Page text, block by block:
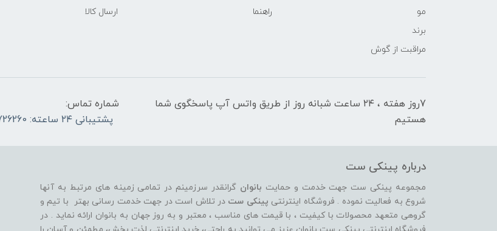
مو
برند
مراقبت از گوش
راهنما
ارسال کالا
7روز هفته ، ۲۴ ساعت شبانه‌ روز از طریق واتس آپ پاسخگوی شما
هستیم
شماره تماس:
پشتیبانی ۲۴ ساعته: 09196726260
درباره پینکی ست
مجموعه پینکی ست جهت خدمت و حمایت بانوان گرانقدر سرزمینم در تمامی زمینه های مرتبط به آنها
شروع به فعالیت نموده . فروشگاه اینترنتی پینکی ست در تلاش است در جهت خدمت رسانی بهتر با تیم و
گروهی متعهد محصولات با کیفیت ، با قیمت های مناسب ، معتبر و به روز جهان به بانوان ارائه نماید . در